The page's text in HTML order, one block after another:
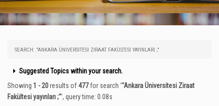
SEARCH: "ANKARA ÜNIVERSITESI ZIRAAT FAKÜLTESI YAYINLARI ;"
Suggested Topics within your search.
Showing 1 - 20results of477for search '"Ankara Üniversitesi Ziraat
Fakültesi yayınları ;"', query time: 0.08s